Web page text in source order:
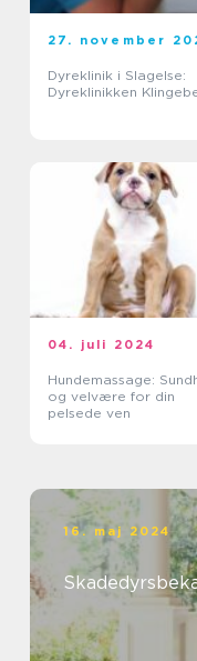
27. november
Dyreklinik i Slagelse:
Dyreklinikken
04. juli 2024
Hundemassage:
og velvære for din
pelsede ven
16. maj 2024